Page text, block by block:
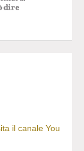
il canale You